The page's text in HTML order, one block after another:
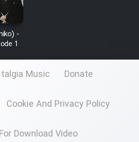
-
1
Music Donate
Cookie And Privacy Policy
Download Video